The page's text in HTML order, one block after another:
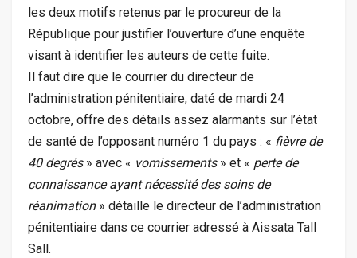
les deux motifs retenus par le procureur de la
République pour justifier l’ouverture d’une enquête
visant à identifier les auteurs de cette fuite.
Il faut dire que le courrier du directeur de
l’administration pénitentiaire, daté de mardi 24
octobre, offre des détails assez alarmants sur l’état
de santé de l’opposant numéro 1 du pays : « fièvre de
40 degrés» avec « vomissements» et « perte de
connaissance ayant nécessité des soins de
réanimation» détaille le directeur de l’administration
pénitentiaire dans ce courrier adressé à Aissata Tall
Sall.